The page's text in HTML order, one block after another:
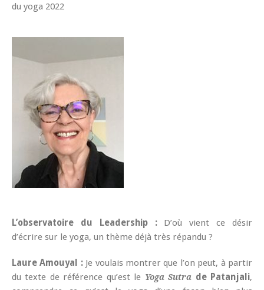
du yoga 2022
L’observatoire du Leadership :D’où vient ce désir
d’écrire sur le yoga, un thème déjà très répandu ?
Laure Amouyal :Je voulais montrer que l’on peut, à partir
du texte de référence qu’est le Yoga Sutra de Patanjali,